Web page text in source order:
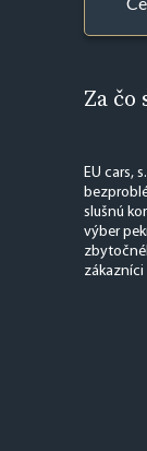
Za čo
EU cars,
slušnú
výber
zákazníci